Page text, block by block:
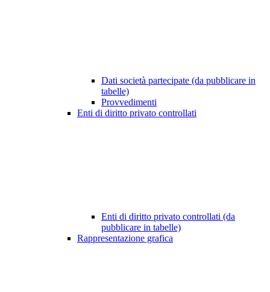
Dati società partecipate (da pubblicare in
tabelle)
Provvedimenti
Enti di diritto privato controllati
Enti di diritto privato controllati (da
pubblicare in tabelle)
Rappresentazione grafica